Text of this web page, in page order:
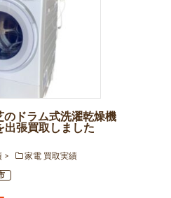
ドラム式洗濯乾燥機
張買取しました
家電 買取実績